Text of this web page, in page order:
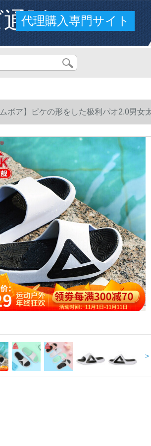
販
代理購入専門サイト
ボア】ピケの形をした极利パオ2.0男女
>